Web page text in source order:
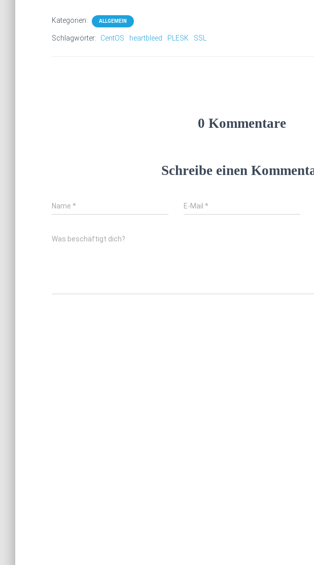
Kategorien: ALLGEMEIN
Schlagwörter: CentOS heartbleed PLESK SSL
0 Kommentare
Schreibe einen
Name * E-Mail *
Was beschäftigt dich?